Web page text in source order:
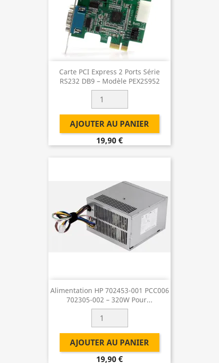
Carte PCI Express 2 Ports Série
RS232 DB9 – Modèle PEX2S952
AJOUTER AU PANIER
19,90 €
Alimentation HP 702453-001 PCC006
702305-002 – 320W Pour...
AJOUTER AU PANIER
19,90 €